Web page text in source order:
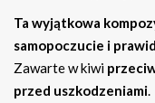
Ta wyjątkowa
samopoczucie i
Zawarte w kiwi
przed uszkodzeniami.